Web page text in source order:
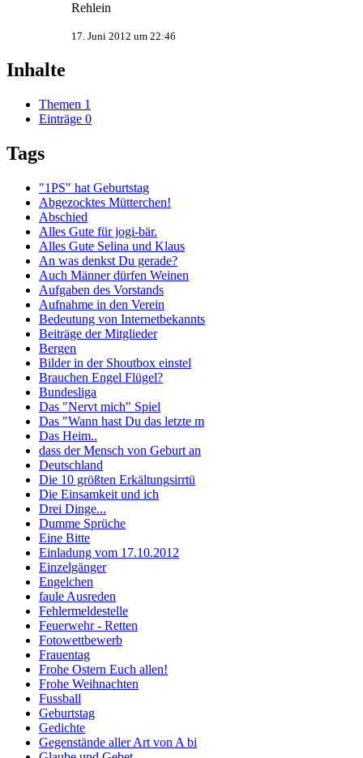
Rehlein
17. Juni 2012 um 22:46
Inhalte
Themen 1
Einträge 0
Tags
"1PS" hat Geburtstag
Abgezocktes Mütterchen!
Abschied
Alles Gute für jogi-bär.
Alles Gute Selina und Klaus
An was denkst Du gerade?
Auch Männer dürfen Weinen
Aufgaben des Vorstands
Aufnahme in den Verein
Bedeutung von Internetbekannts
Beiträge der Mitglieder
Bergen
Bilder in der Shoutbox einstel
Brauchen Engel Flügel?
Bundesliga
Das "Nervt mich" Spiel
Das "Wann hast Du das letzte m
Das Heim..
dass der Mensch von Geburt an
Deutschland
Die 10 größten Erkältungsirrtü
Die Einsamkeit und ich
Drei Dinge...
Dumme Sprüche
Eine Bitte
Einladung vom 17.10.2012
Einzelgänger
Engelchen
faule Ausreden
Fehlermeldestelle
Feuerwehr - Retten
Fotowettbewerb
Frauentag
Frohe Ostern Euch allen!
Frohe Weihnachten
Fussball
Geburtstag
Gedichte
Gegenstände aller Art von A bi